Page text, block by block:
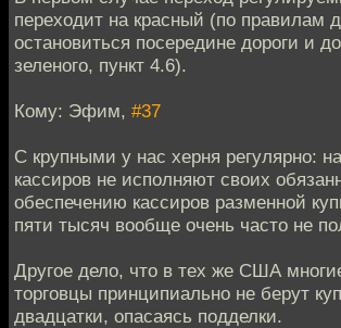
переходит на красный (по правилам
остановиться посередине дороги и
зеленого, пункт 4.6).
Кому: Эфим, #37
С крупными у нас херня регулярно:
кассиров не исполняют своих
обеспечению кассиров разменной
пяти тысяч вообще очень часто не
Другое дело, что в тех же США
торговцы принципиально не берут
двадцатки, опасаясь подделки.